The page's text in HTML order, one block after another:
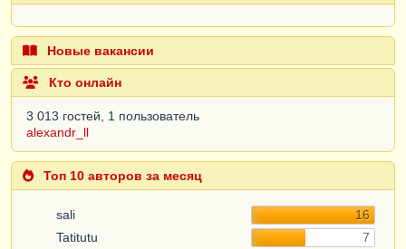
Новые вакансии
Кто онлайн
3 013 гостей, 1 пользователь
alexandr_ll
Топ 10 авторов за месяц
sali
16
Tatitutu
7